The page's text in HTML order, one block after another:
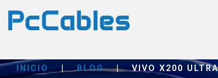
INICIO | BLOG | VIVO X200